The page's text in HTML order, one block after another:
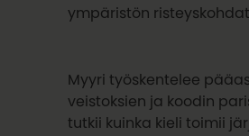
ympäristön
Myyri työskentelee
veistoksien ja koodin
tutkii kuinka kieli toimii